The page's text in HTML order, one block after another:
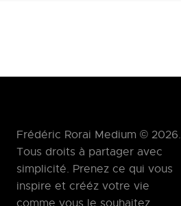
Frédéric Rorai Medium © 2026.
Tous droits à partager avec
simplicité. Prenez ce qui vous
inspire et crééz votre vie
comme vous le souhaitez.